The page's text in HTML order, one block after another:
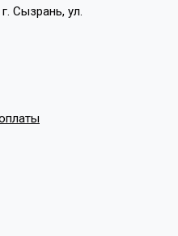
Сызрань, ул.